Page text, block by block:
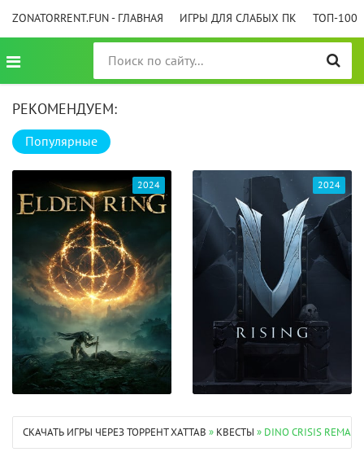
ZONATORRENT.FUN - ГЛАВНАЯ ИГРЫ ДЛЯ СЛАБЫХ ПК ТОП-100
РЕКОМЕНДУЕМ:
Популярные
2024 2024
СКАЧАТЬ ИГРЫ ЧЕРЕЗ ТОРРЕНТ XATTAB » КВЕСТЫ » DINO CRISIS REMAKE